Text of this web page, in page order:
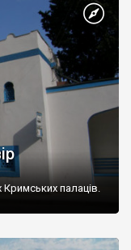
Кримських палаців.